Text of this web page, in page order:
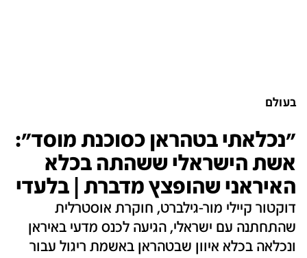
בעולם
"נכלאתי בטהראן כסוכנת מוסד":
אשת הישראלי ששהתה בכלא
האיראני שהופצץ מדברת | בלעדי
דוקטור קיילי מור-גילברט, חוקרת אוסטרלית
שהתחתנה עם ישראלי, הגיעה לכנס מדעי באיראן
ונכלאה בכלא איוון שבטהראן באשמת ריגול עבור